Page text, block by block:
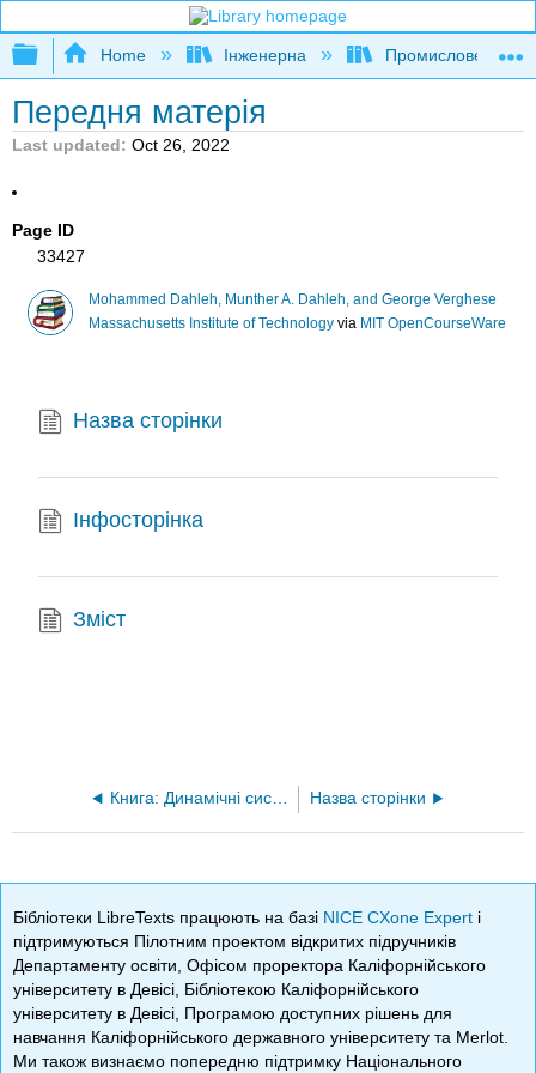
Expand/collapse global hierarchy
Home Інженерна Промислове та
Передня матерія
Last updated Oct 26, 2022
Page ID
33427
Mohammed Dahleh, Munther A. Dahleh, and George Verghese
Massachusetts Institute of Technologyvia MIT OpenCourseWare
Назва сторінки
Інфосторінка
Зміст
Книга: Динамічні системи та управління (Dahleh, Dahleh та Verghese) Назва сторінки
Бібліотеки LibreTexts працюють на базі NICE CXone Expert і
підтримуються Пілотним проектом відкритих підручників
Департаменту освіти, Офісом проректора Каліфорнійського
університету в Девісі, Бібліотекою Каліфорнійського
університету в Девісі, Програмою доступних рішень для
навчання Каліфорнійського державного університету та Merlot.
Ми також визнаємо попередню підтримку Національного